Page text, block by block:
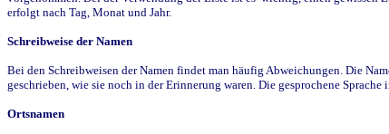
erfolgt nach Tag, Monat und Jahr.
Schreibweise der Namen
Bei den Schreibweisen der Namen findet man häufig Abweichungen. Die
geschrieben, wie sie noch in der Erinnerung waren. Die gesprochene
Ortsnamen